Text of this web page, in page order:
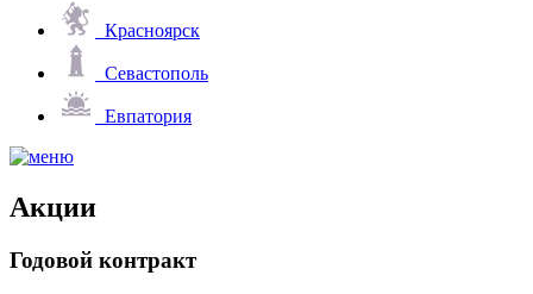
Красноярск
Севастополь
Евпатория
Акции
Годовой контракт